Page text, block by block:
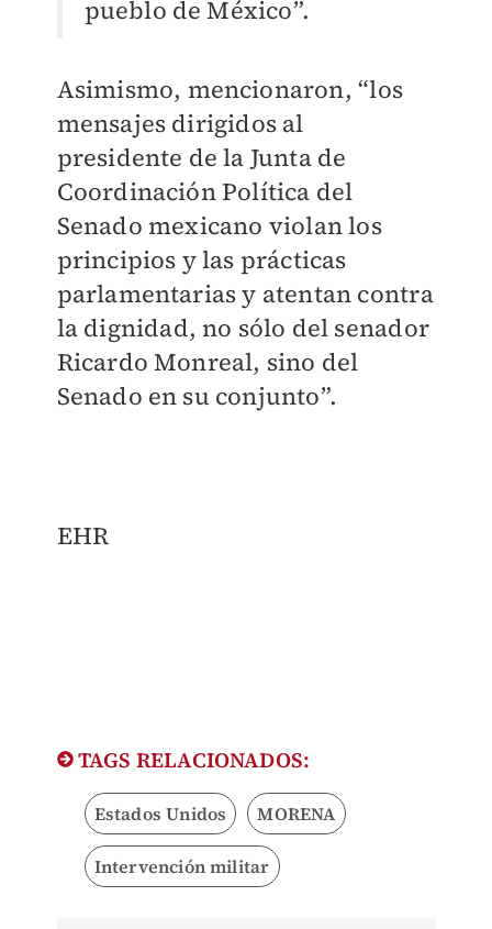
pueblo de México”.
Asimismo, mencionaron, “los
mensajes dirigidos al
presidente de la Junta de
Coordinación Política del
Senado mexicano violan los
principios y las prácticas
parlamentarias y atentan contra
la dignidad, no sólo del senador
Ricardo Monreal, sino del
Senado en su conjunto”.
EHR
TAGS RELACIONADOS:
Estados Unidos MORENA
Intervención militar